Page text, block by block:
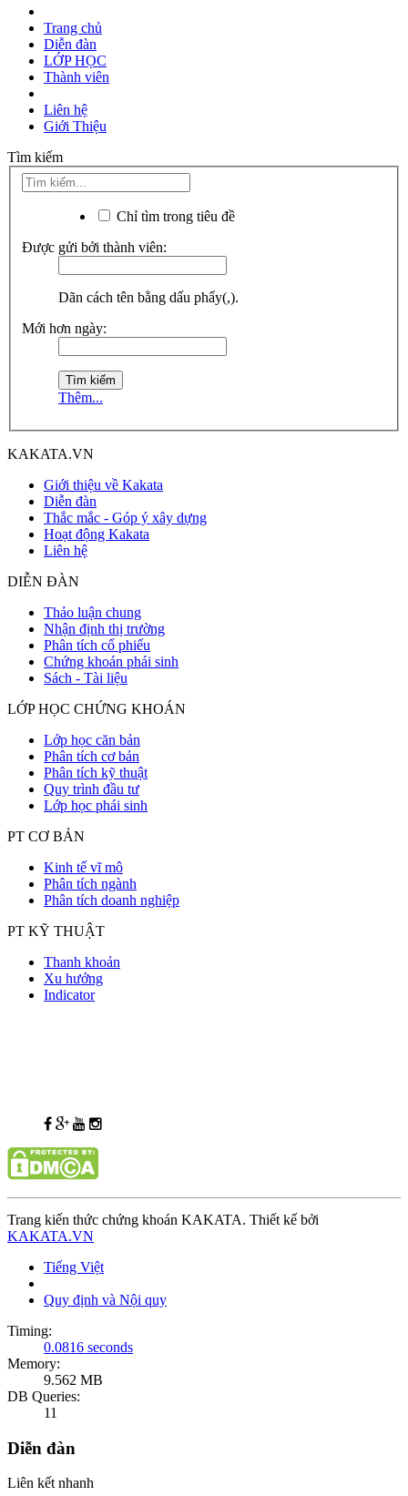
Trang chủ
Diễn đàn
LỚP HỌC
Thành viên
Liên hệ
Giới Thiệu
Tìm kiếm
Chỉ tìm trong tiêu đề
Được gửi bởi thành viên:
Dãn cách tên bằng dấu phẩy(,).
Mới hơn ngày:
Thêm...
KAKATA.VN
Giới thiệu về Kakata
Diễn đàn
Thắc mắc - Góp ý xây dựng
Hoạt động Kakata
Liên hệ
DIỄN ĐÀN
Thảo luận chung
Nhận định thị trường
Phân tích cổ phiếu
Chứng khoán phái sinh
Sách - Tài liệu
LỚP HỌC CHỨNG KHOÁN
Lớp học căn bản
Phân tích cơ bản
Phân tích kỹ thuật
Quy trình đầu tư
Lớp học phái sinh
PT CƠ BẢN
Kinh tế vĩ mô
Phân tích ngành
Phân tích doanh nghiệp
PT KỸ THUẬT
Thanh khoản
Xu hướng
Indicator
Trang kiến thức chứng khoán KAKATA. Thiết kế bởi
KAKATA.VN
Tiếng Việt
Quy định và Nội quy
Timing:
0.0816 seconds
Memory:
9.562 MB
DB Queries:
11
Diễn đàn
Liên kết nhanh